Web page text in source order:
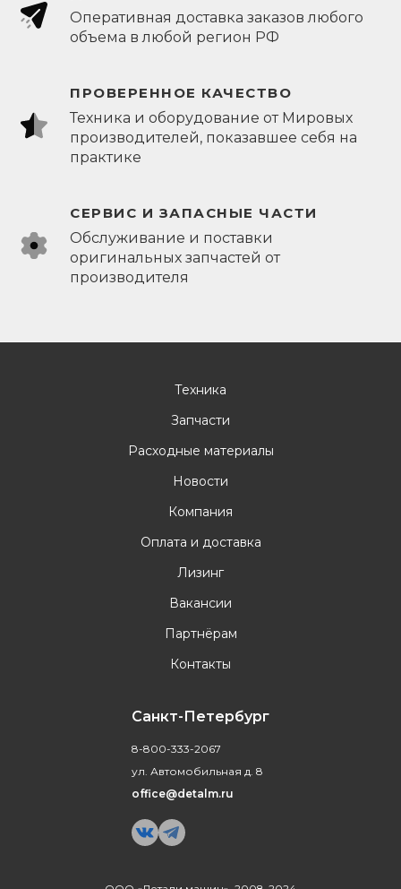
Оперативная доставка заказов любого
объема в любой регион РФ
ПРОВЕРЕННОЕ КАЧЕСТВО
Техника и оборудование от Мировых
производителей, показавшее себя на
практике
СЕРВИС И ЗАПАСНЫЕ ЧАСТИ
Обслуживание и поставки
оригинальных запчастей от
производителя
Техника
Запчасти
Расходные материалы
Новости
Компания
Оплата и доставка
Лизинг
Вакансии
Партнёрам
Контакты
Санкт-Петербург
8-800-333-2067
ул. Автомобильная д. 8
office@detalm.ru